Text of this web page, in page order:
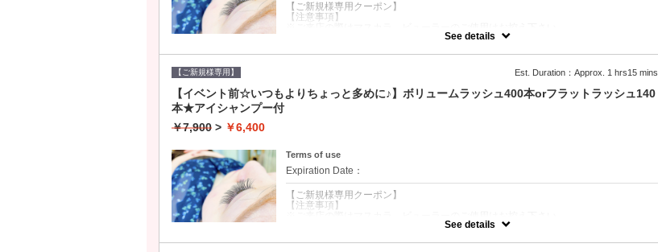
【ご新規様専用クーポン】
【注意事項】
※ご予約時間から5分以上遅れるとご希望の本数が付けられない場合がございます。
■ナチュラルさとアイライン効果を両取りできる働く女性の強い味方♪
See details
【ご新規様専用】 Est. Duration：Approx. 1 hrs15 mins
【イベント前☆いつもよりちょっと多めに♪】ボリュームラッシュ400本orフラットラッシュ140
本★アイシャンプー付
￥7,900 > ￥6,400
Terms of use
Expiration Date：
【ご新規様専用クーポン】
【注意事項】
※ご予約時間から5分以上遅れるとご希望の本数が付けられない場合がございます。
See details